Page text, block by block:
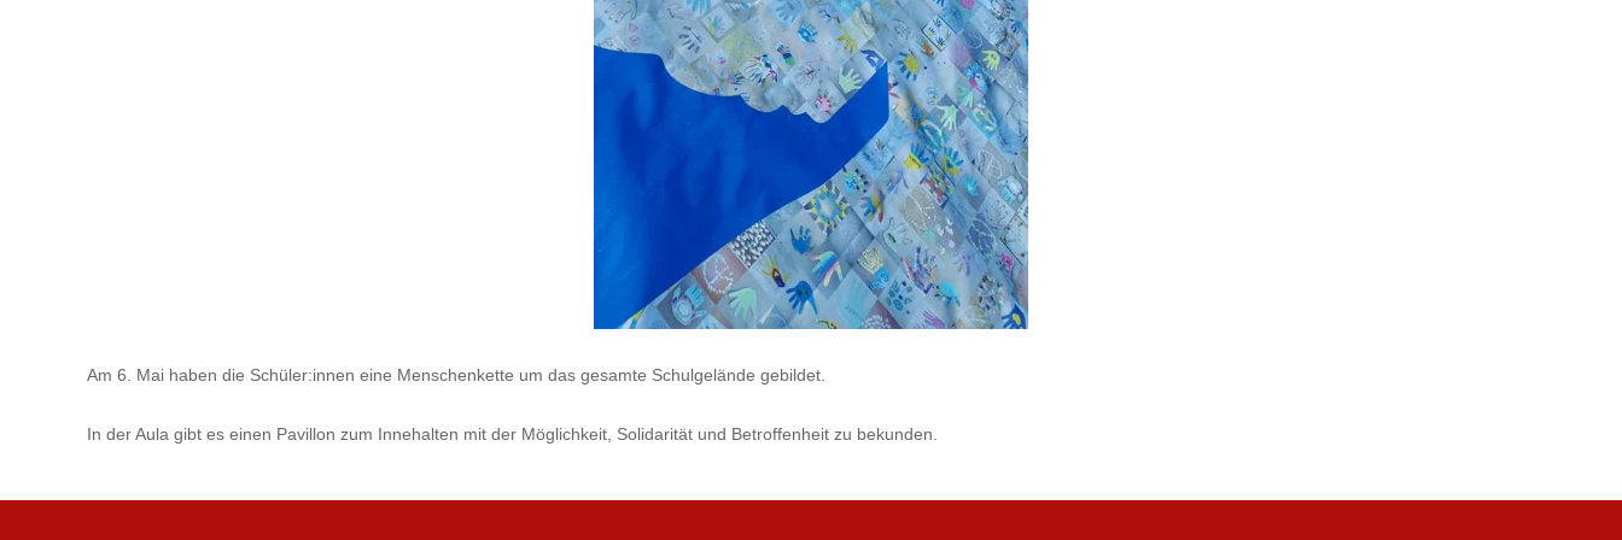
Am 6. Mai haben die Schüler:innen eine Menschenkette um das gesamte Schulgelände gebildet.
In der Aula gibt es einen Pavillon zum Innehalten mit der Möglichkeit, Solidarität und Betroffenheit zu bekunden.